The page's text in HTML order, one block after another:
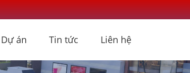
Dự án Tin tức Liên hệ